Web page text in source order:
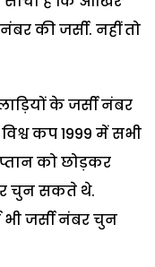
की जर्सी. नहीं तो
के जर्सी नंबर
कप 1999 में सभी
को छोड़कर
चुन सकते थे.
जर्सी नंबर चुन